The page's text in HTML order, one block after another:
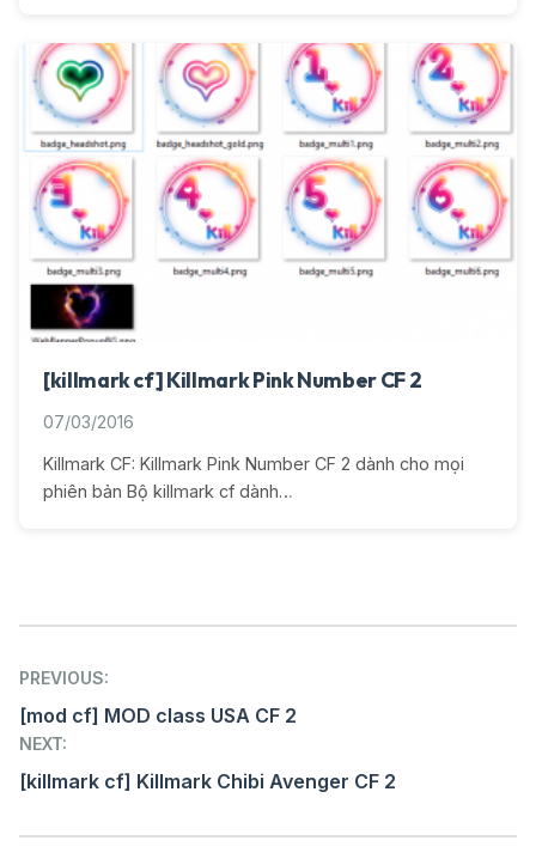
[killmark cf] Killmark Pink Number CF 2
07/03/2016
Killmark CF: Killmark Pink Number CF 2 dành cho mọi
phiên bản Bộ killmark cf dành…
Post
navigation
PREVIOUS:
[mod cf] MOD class USA CF 2
NEXT:
[killmark cf] Killmark Chibi Avenger CF 2